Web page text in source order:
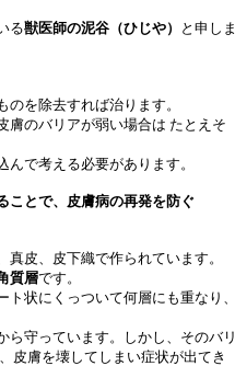
る獣医師の泥谷（ひじや）
と申しま
を除去すれば治ります。
膚のバリアが弱い場合は たとえそ
で考える必要があります。
ことで、皮膚病の再発を防ぐ
皮、皮下織で作られています。
質層です。
状にくっついて何層にも重なり、
ら守っています。しかし、そのバリ
皮膚を壊してしまい症状が出てき